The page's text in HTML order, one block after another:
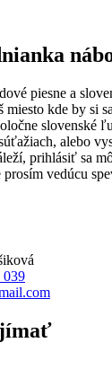
piesne a
kde by si
slovenské
alebo
prihlásiť sa
vedúcu
039